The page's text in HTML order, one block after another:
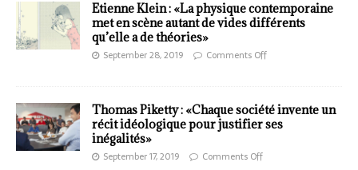
Etienne Klein : «La physique contemporaine
met en scène autant de vides différents
qu’elle a de théories»
September 28, 2019 Comments Off
Thomas Piketty : «Chaque société invente un
récit idéologique pour justifier ses
inégalités»
September 17, 2019 Comments Off